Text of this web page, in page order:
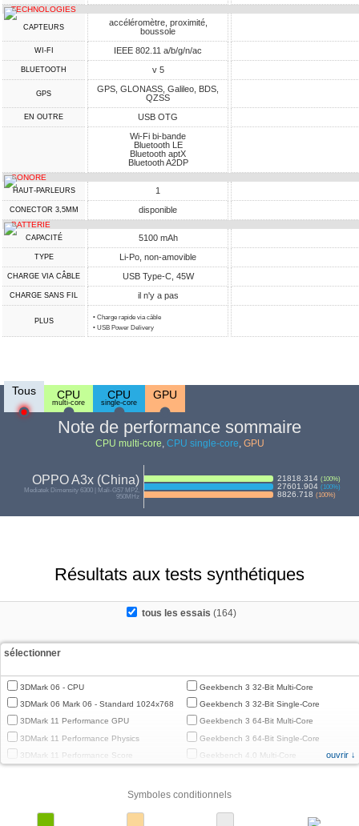
TECHNOLOGIES
CAPTEURS
accéléromètre, proximité,
boussole
WI-FI IEEE 802.11 a/b/g/n/ac
BLUETOOTH v 5
GPS
GPS, GLONASS, Galileo, BDS,
QZSS
EN OUTRE
USB OTG
Wi-Fi bi-bande
Bluetooth LE
Bluetooth aptX
Bluetooth A2DP
SONORE
HAUT-PARLEURS 1
CONECTOR 3,5MM disponible
BATTERIE
CAPACITÉ 5100 mAh
TYPE Li-Po, non-amovible
CHARGE VIA CÂBLE USB Type-C, 45W
CHARGE SANS FIL il n'y a pas
PLUS
• Charge rapide via câble
• USB Power Delivery
Tous CPU
multi-core
CPU
single-core
GPU
Note de performance sommaire
CPU multi-core, CPU single-core, GPU
OPPO A3x (China)
Mediatek Dimensity 6300 | Mali-G57 MP2,
950MHz
21818.314 (100%)
27601.904 (100%)
8826.718 (100%)
Résultats aux tests synthétiques
tous les essais (164)
sélectionner
3DMark 06 - CPU
3DMark 06 Mark 06 - Standard 1024x768
3DMark 11 Performance GPU
3DMark 11 Performance Physics
3DMark 11 Performance Score
Geekbench 3 32-Bit Multi-Core
Geekbench 3 32-Bit Single-Core
Geekbench 3 64-Bit Multi-Core
Geekbench 3 64-Bit Single-Core
Geekbench 4.0 Multi-Core
Geekbench 4.4 Multi-Core
Geekbench 5 64-Bit Multi-Core
ouvrir ↓
Symboles conditionnels